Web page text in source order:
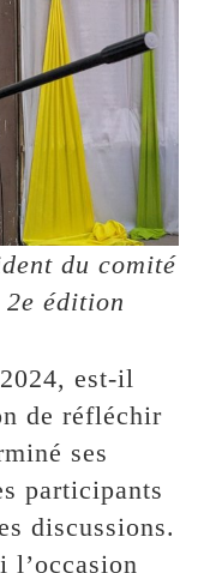
du comité
édition
est-il
de réfléchir
ses
participants
discussions.
l’occasion